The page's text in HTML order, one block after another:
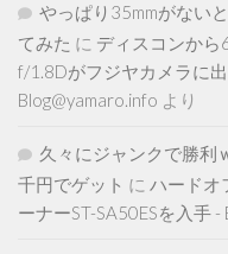
やっぱり35mmがない
てみた に ディスコンから
f/1.8Dがフジヤカメラに
Blog@yamaro.info より
久々にジャンクで勝利
千円でゲット に ハードオ
ーナーST-SA50ESを入手 -